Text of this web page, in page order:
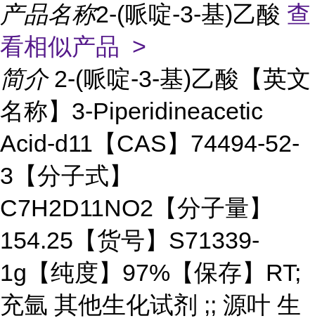
产品名称2-(哌啶-3-基)乙酸 查
看相似产品 >
简介 2-(哌啶-3-基)乙酸【英文
名称】3-Piperidineacetic
Acid-d11【CAS】74494-52-
3【分子式】
C7H2D11NO2【分子量】
154.25【货号】S71339-
1g【纯度】97%【保存】RT;
充氩 其他生化试剂 ;; 源叶 生